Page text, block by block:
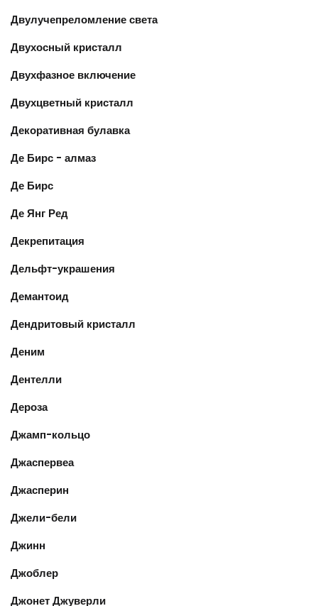
Двулучепреломление света
Двухосный кристалл
Двухфазное включение
Двухцветный кристалл
Декоративная булавка
Де Бирс - алмаз
Де Бирс
Де Янг Ред
Декрепитация
Дельфт-украшения
Демантоид
Дендритовый кристалл
Деним
Дентелли
Дероза
Джамп-кольцо
Джаспервеа
Джасперин
Джели-бели
Джинн
Джоблер
Джонет Джуверли